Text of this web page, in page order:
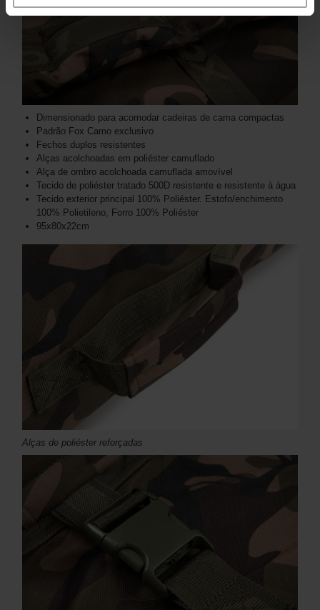
Dimensionado para acomodar cadeiras de cama compactas
Padrão Fox Camo exclusivo
Fechos duplos resistentes
Alças acolchoadas em poliéster camuflado
Alça de ombro acolchoada camuflada amovível
Tecido de poliéster tratado 500D resistente e resistente à água
Tecido exterior principal 100% Poliéster. Estofo/enchimento
100% Polietileno, Forro 100% Poliéster
95x80x22cm
Alças de poliéster reforçadas